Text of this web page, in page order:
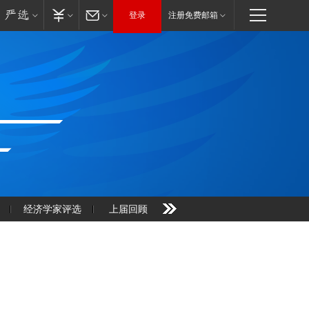
登录 注册免费邮箱
经济学家评选 上届回顾